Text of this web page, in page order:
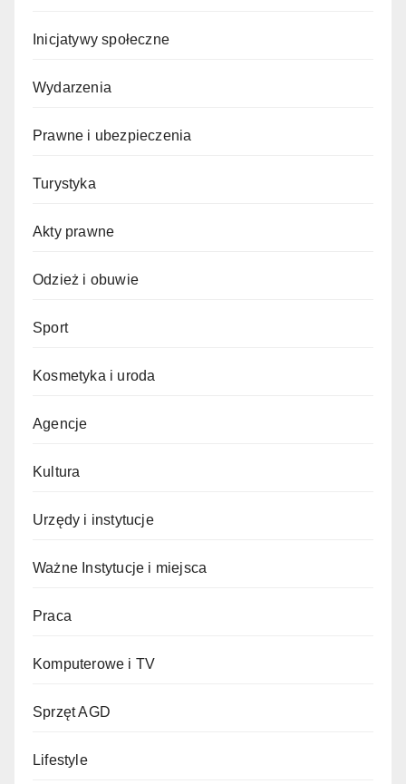
Inicjatywy społeczne
Wydarzenia
Prawne i ubezpieczenia
Turystyka
Akty prawne
Odzież i obuwie
Sport
Kosmetyka i uroda
Agencje
Kultura
Urzędy i instytucje
Ważne Instytucje i miejsca
Praca
Komputerowe i TV
Sprzęt AGD
Lifestyle